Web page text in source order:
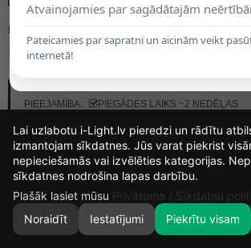
0
MODELIS:
56.95€
PIEEJAMĪBA:
PIEGĀDES LAIKS ~2 NEDĒĻAS
Atvainojamies par sagādātajām
Pateicamies par sapratni un aicinām veikt
internetā!
12
DIENAS
3
STUNDAS
47
MIN.
12
Lai uzlabotu i-Light.lv pieredzi un rādītu
izmantojam sīkdatnes. Jūs varat piekrist
nepieciešamās vai izvēlēties kategorijas.
sīkdatnes nodrošina lapas darbību.
Plašāk lasiet mūsu Privātuma / Sīkdatņu
Noraidīt
Iestatījumi Piekrītu visam